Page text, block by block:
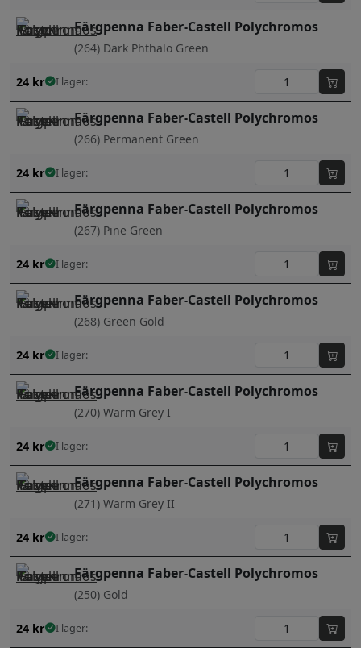
Färgpenna Faber-Castell Polychromos
(264) Dark Phthalo Green
24 kr I lager:
Färgpenna Faber-Castell Polychromos
(266) Permanent Green
24 kr I lager:
Färgpenna Faber-Castell Polychromos
(267) Pine Green
24 kr I lager:
Färgpenna Faber-Castell Polychromos
(268) Green Gold
24 kr I lager:
Färgpenna Faber-Castell Polychromos
(270) Warm Grey I
24 kr I lager:
Färgpenna Faber-Castell Polychromos
(271) Warm Grey II
24 kr I lager:
Färgpenna Faber-Castell Polychromos
(250) Gold
24 kr I lager: